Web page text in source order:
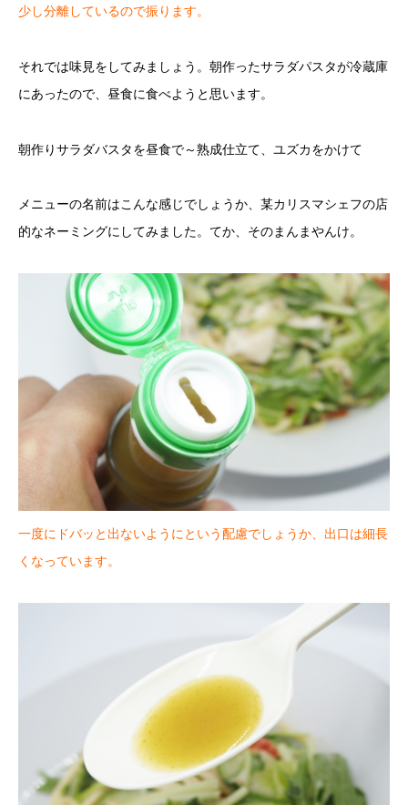
少し分離しているので振ります。
それでは味見をしてみましょう。朝作ったサラダパスタが冷蔵庫
にあったので、昼食に食べようと思います。
朝作りサラダバスタを昼食で～熟成仕立て、ユズカをかけて
メニューの名前はこんな感じでしょうか、某カリスマシェフの店
的なネーミングにしてみました。てか、そのまんまやんけ。
一度にドバッと出ないようにという配慮でしょうか、出口は細長
くなっています。